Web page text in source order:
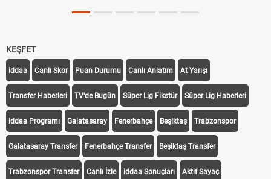
KEŞFET
iddaa Canlı Skor Puan Durumu Canlı Anlatım At Yarışı
Transfer Haberleri TV'de Bugün Süper Lig Fikstür Süper Lig Haberleri
iddaa Programı Galatasaray Fenerbahçe Beşiktaş Trabzonspor
Galatasaray Transfer Fenerbahçe Transfer Beşiktaş Transfer
Trabzonspor Transfer Canlı İzle iddaa Sonuçları Aktif Sayaç